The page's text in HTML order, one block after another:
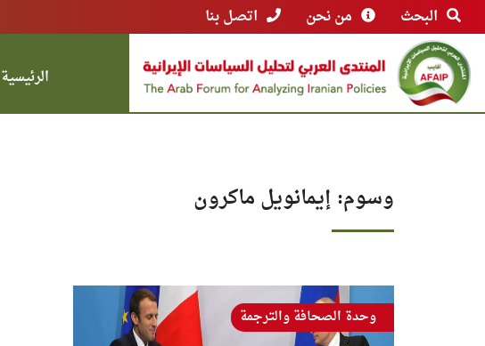
البحث من نحن اتصل بنا
الرئيسية
وسوم: إيمانويل ماكرون
وحدة الصحافة والترجمة